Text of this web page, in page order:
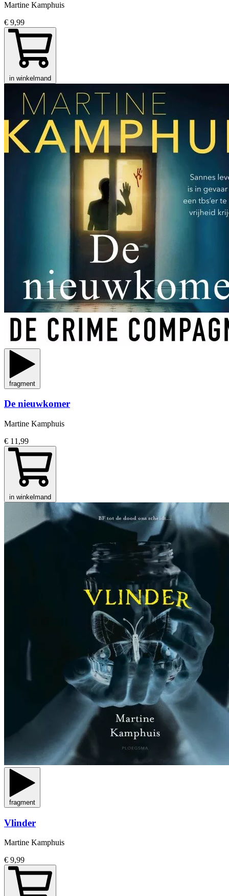
Martine Kamphuis
€ 9,99
in winkelmand
fragment
De nieuwkomer
Martine Kamphuis
€ 11,99
in winkelmand
fragment
Vlinder
Martine Kamphuis
€ 9,99